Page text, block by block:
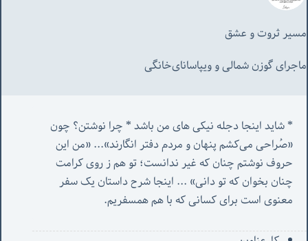
مسیر ثروت و عشق
ماجرای گوزن شمالی و‌ ویپاسانای‌خانگی
«صُراحی می‌کشم پنهان‌ و مردم‌ دفتر انگارند»... «
چنان بخوان که تو دانی» ...
معنوی است برای کسانی که با هم همسفریم.